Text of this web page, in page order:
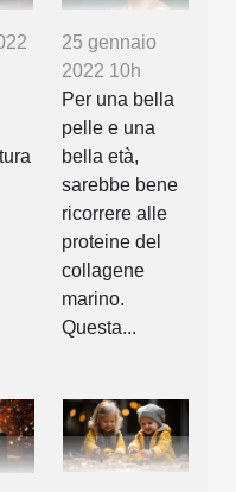
25 gennaio
2022 10h
Per una bella
pelle e una
bella età,
sarebbe bene
ricorrere alle
proteine del
collagene
marino.
Questa...